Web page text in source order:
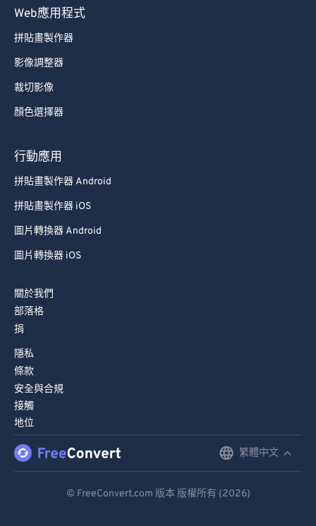
Web應用程式
拼貼畫製作器
影像調整器
裁切影像
顏色選擇器
行動應用
拼貼畫製作器 Android
拼貼畫製作器 iOS
圖片轉換器 Android
圖片轉換器 iOS
關於我們
部落格
捐
隱私
條款
安全與合規
接觸
地位
繁體中文
© FreeConvert.com 版本 版權所有 (2026)